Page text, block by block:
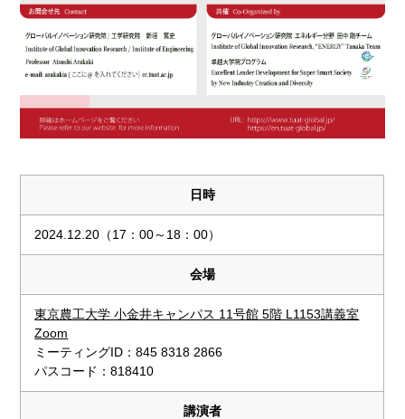
日時
2024.12.20（17：00～18：00）
会場
東京農工大学 小金井キャンパス 11号館 5階 L1153講義室
Zoom
ミーティングID：845 8318 2866
パスコード：818410
講演者